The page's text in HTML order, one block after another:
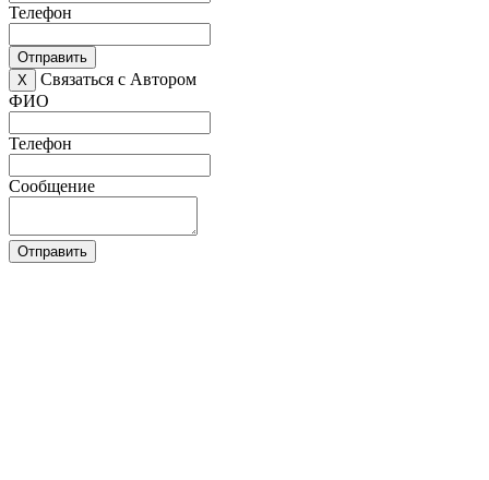
Телефон
Отправить
X
Связаться с Автором
ФИО
Телефон
Сообщение
Отправить